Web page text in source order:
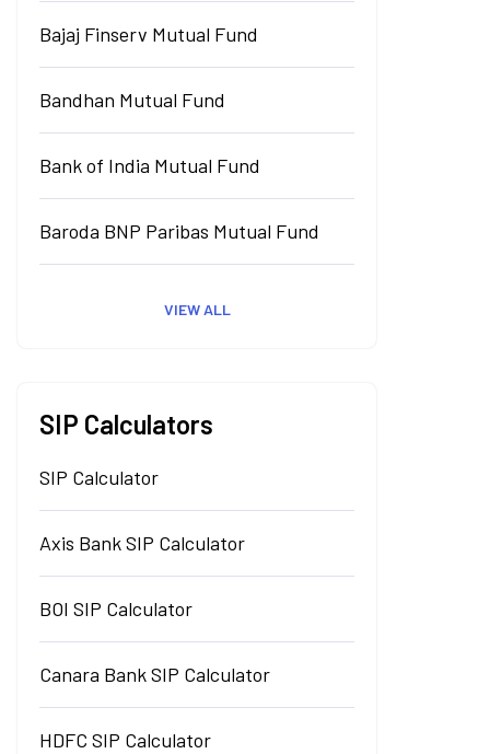
Bajaj Finserv Mutual Fund
Bandhan Mutual Fund
Bank of India Mutual Fund
Baroda BNP Paribas Mutual Fund
VIEW ALL
SIP Calculators
SIP Calculator
Axis Bank SIP Calculator
BOI SIP Calculator
Canara Bank SIP Calculator
HDFC SIP Calculator